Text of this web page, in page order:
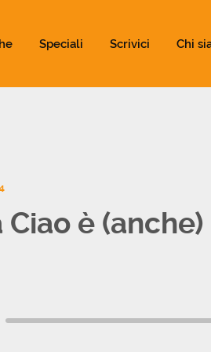
Speciali Scrivici Chi
è